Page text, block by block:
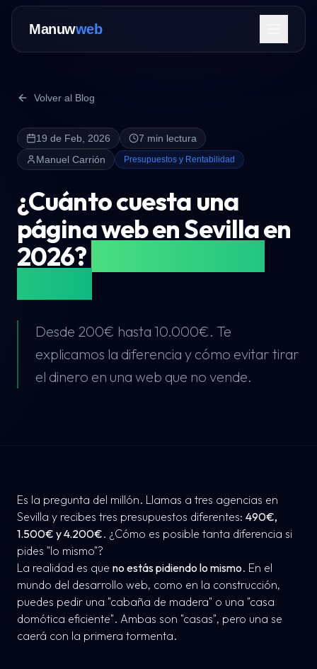
Manuwweb
Servicios
Volver al Blog
19 de Feb, 2026
7 min lectura
Manuel Carrión
Presupuestos y Rentabilidad
¿Cuánto cuesta una
página web en Sevilla en
2026?
Desde 200€ hasta 10.000€. Te
explicamos la diferencia y cómo evitar tirar
el dinero en una web que no vende.
Es la pregunta del millón. Llamas a tres agencias en
Sevilla y recibes tres presupuestos diferentes: 490€,
1.500€ y 4.200€. ¿Cómo es posible tanta diferencia si
pides "lo mismo"?
La realidad es que no estás pidiendo lo mismo. En el
mundo del desarrollo web, como en la construcción,
puedes pedir una "cabaña de madera" o una "casa
domótica eficiente". Ambas son "casas", pero una se
caerá con la primera tormenta.